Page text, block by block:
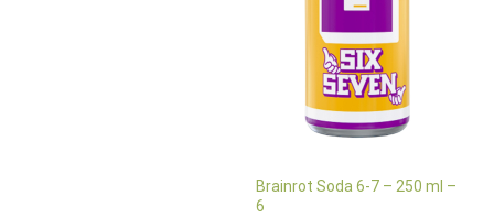
Brainrot Soda 6-7 – 250 ml –
6